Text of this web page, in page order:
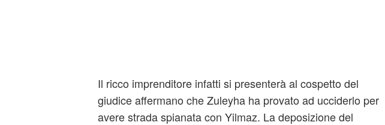
Il ricco imprenditore infatti si presenterà al cospetto del
giudice affermano che Zuleyha ha provato ad ucciderlo per
avere strada spianata con Yilmaz. La deposizione del